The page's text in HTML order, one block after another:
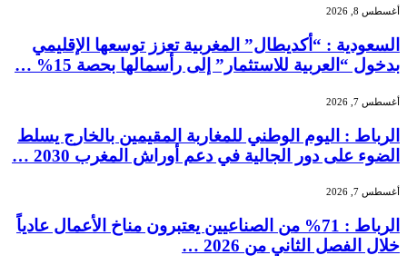
أغسطس 8, 2026
السعودية : “أكديطال” المغربية تعزز توسعها الإقليمي
بدخول “العربية للاستثمار” إلى رأسمالها بحصة 15% …
أغسطس 7, 2026
الرباط : اليوم الوطني للمغاربة المقيمين بالخارج يسلط
الضوء على دور الجالية في دعم أوراش المغرب 2030 …
أغسطس 7, 2026
الرباط : 71% من الصناعيين يعتبرون مناخ الأعمال عادياً
خلال الفصل الثاني من 2026 …